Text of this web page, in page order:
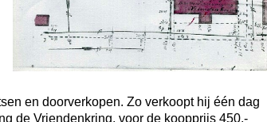
en doorverkopen. Zo verkoopt hij één dag
de Vriendenkring, voor de koopprijs 450,-